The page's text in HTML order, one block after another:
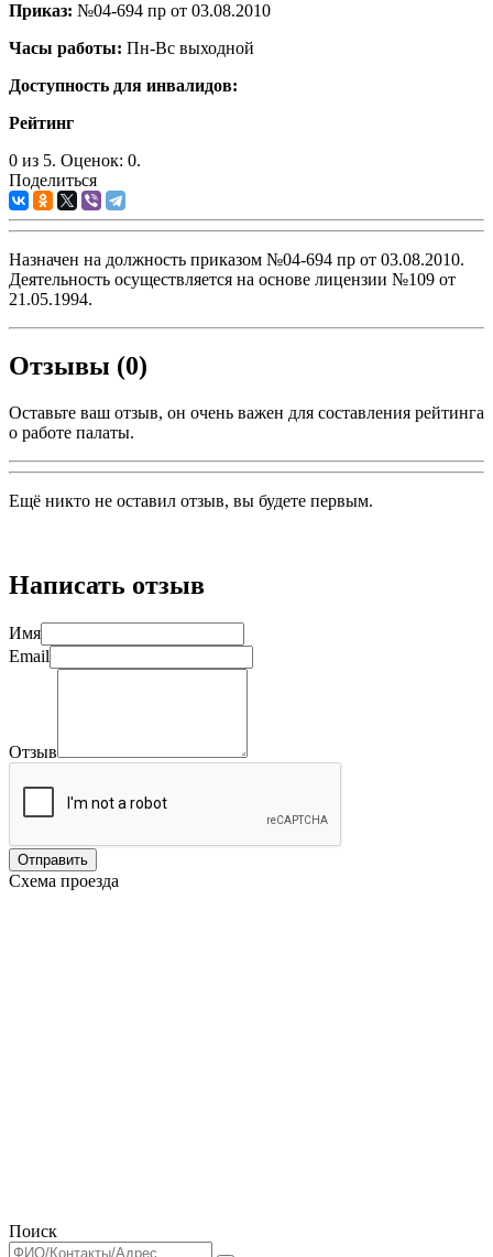
Приказ: №04-694 пр от 03.08.2010
Часы работы: Пн-Вс выходной
Доступность для инвалидов:
Рейтинг
0 из 5. Оценок: 0.
Поделиться
Назначен на должность приказом №04-694 пр от 03.08.2010.
Деятельность осуществляется на основе лицензии №109 от
21.05.1994.
Отзывы (0)
Оставьте ваш отзыв, он очень важен для составления рейтинга
о работе палаты.
Ещё никто не оставил отзыв, вы будете первым.
Написать отзыв
Имя
Email
Отзыв
Отправить
Схема проезда
Поиск